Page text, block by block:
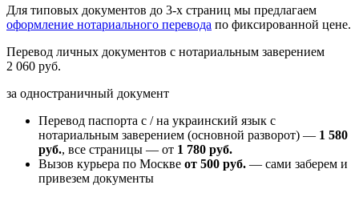
Для типовых документов до 3-х страниц мы предлагаем
оформление нотариального перевода по фиксированной цене.
Перевод личных документов с нотариальным заверением
2 060 руб.
за одностраничный документ
Перевод паспорта с / на украинский язык с
нотариальным заверением (основной разворот) — 1 580
руб., все страницы — от 1 780 руб.
Вызов курьера по Москве от 500 руб. — сами заберем и
привезем документы